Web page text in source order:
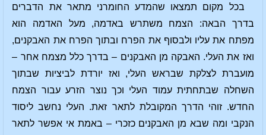
בכל מקום תמצאו שהמדע החומרני מתאר את הדברים
בדרך הבאה: הצמח משתרש באדמה, מעל האדמה הוא
מפתח את עליו ולבסוף את הפרח ובתוך הפרח את האבקנים,
ואז את העלי. האבקה מן האבקנים – בדרך כלל מצמח אחר –
מועברת לצלקת שבראש העלי, ואז יורדת לביציות שבתוך
השחלה שבתחתית עמוד העלי וכך נוצר הזרע עבור הצמח
החדש. זוהי הדרך המקובלת לתאר זאת. העלי נחשב ליסוד
הנקבי ומה שבא מן האבקנים כזכרי – באמת אי אפשר לתאר